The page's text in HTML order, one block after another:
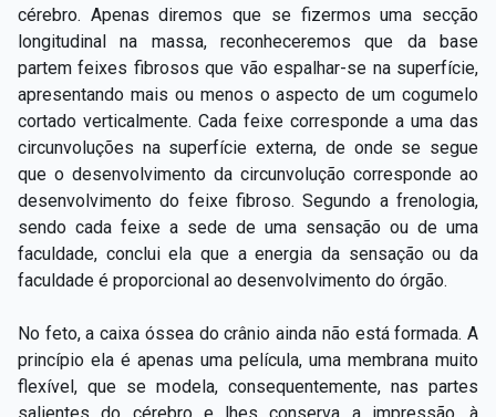
cérebro. Apenas diremos que se fizermos uma secção
longitudinal na massa, reconheceremos que da base
partem feixes fibrosos que vão espalhar-se na superfície,
apresentando mais ou menos o aspecto de um cogumelo
cortado verticalmente. Cada feixe corresponde a uma das
circunvoluções na superfície externa, de onde se segue
que o desenvolvimento da circunvolução corresponde ao
desenvolvimento do feixe fibroso. Segundo a frenologia,
sendo cada feixe a sede de uma sensação ou de uma
faculdade, conclui ela que a energia da sensação ou da
faculdade é proporcional ao desenvolvimento do órgão.
No feto, a caixa óssea do crânio ainda não está formada. A
princípio ela é apenas uma película, uma membrana muito
flexível, que se modela, consequentemente, nas partes